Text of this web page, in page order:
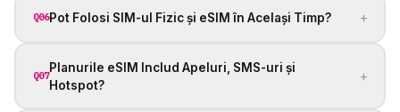
Q06Pot Folosi SIM-ul Fizic și eSIM în Același Timp? +
Q07
Planurile eSIM Includ Apeluri, SMS-uri și
Hotspot?
+